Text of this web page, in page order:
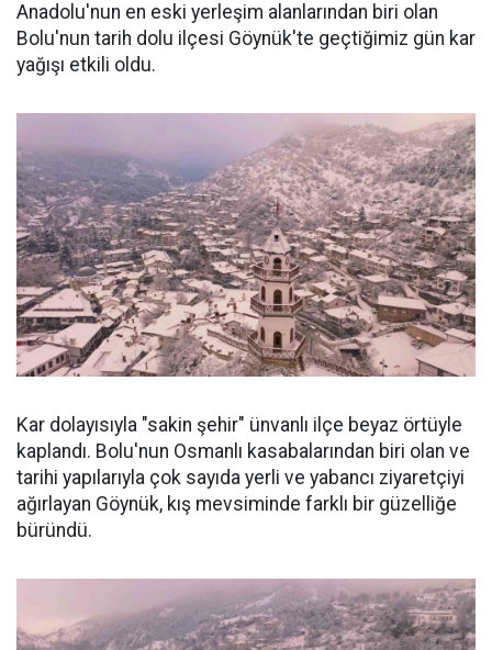
Anadolu'nun en eski yerleşim alanlarından biri olan
Bolu'nun tarih dolu ilçesi Göynük'te geçtiğimiz gün kar
yağışı etkili oldu.
Kar dolayısıyla "sakin şehir" ünvanlı ilçe beyaz örtüyle
kaplandı. Bolu'nun Osmanlı kasabalarından biri olan ve
tarihi yapılarıyla çok sayıda yerli ve yabancı ziyaretçiyi
ağırlayan Göynük, kış mevsiminde farklı bir güzelliğe
büründü.